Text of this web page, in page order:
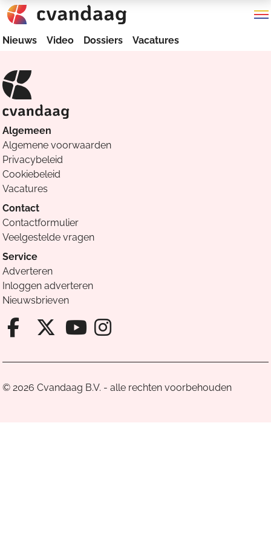
Nieuws Video Dossiers Vacatures
Algemeen
Algemene voorwaarden
Privacybeleid
Cookiebeleid
Vacatures
Contact
Contactformulier
Veelgestelde vragen
Service
Adverteren
Inloggen adverteren
Nieuwsbrieven
Facebook van Cvandaag
X van Cvandaag
Instagram van
© 2026 Cvandaag B.V. - alle rechten voorbehouden